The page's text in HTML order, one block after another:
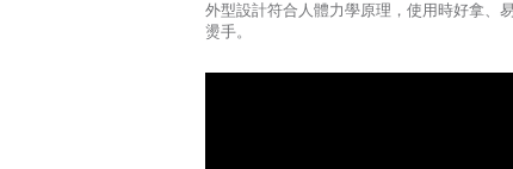
外型設計符合人體力學原理，使用時好拿、
燙手。